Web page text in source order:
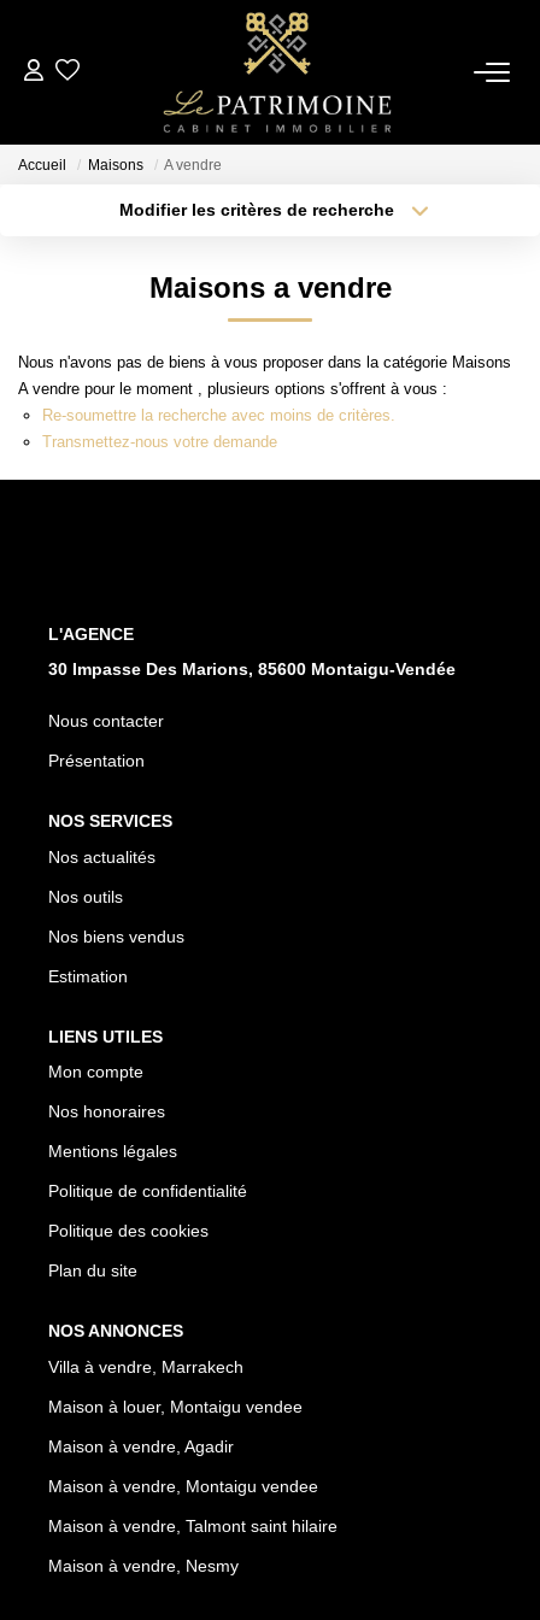
ACCUEIL
Ventes
Locations
ESTIMATION
Accueil Maisons A vendre
Modifier les critères de recherche
Budget max Plus de critères
Maisons a vendre
Nous n'avons pas de biens à vous proposer dans la catégorie Maisons
A vendre pour le moment , plusieurs options s'offrent à vous :
Re-soumettre la recherche avec moins de critères.
Transmettez-nous votre demande
L'AGENCE
30 Impasse Des Marions, 85600 Montaigu-Vendée
Nous contacter
Présentation
NOS SERVICES
Nos actualités
Nos outils
Nos biens vendus
Estimation
LIENS UTILES
Mon compte
Nos honoraires
Mentions légales
Politique de confidentialité
Politique des cookies
Plan du site
NOS ANNONCES
Villa à vendre, Marrakech
Maison à louer, Montaigu vendee
Maison à vendre, Agadir
Maison à vendre, Montaigu vendee
Maison à vendre, Talmont saint hilaire
Maison à vendre, Nesmy